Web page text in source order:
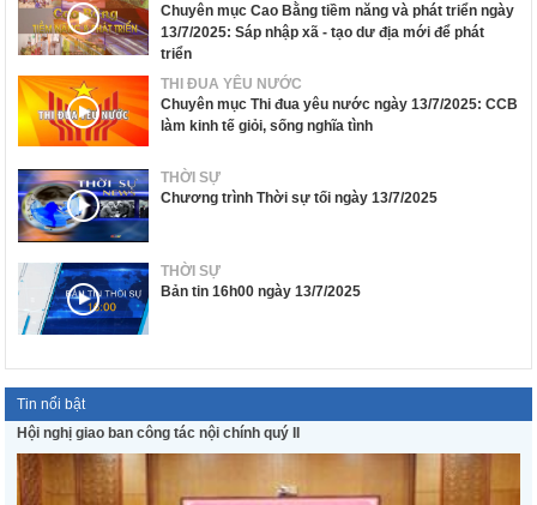
Chuyên mục Cao Bằng tiềm năng và phát triển ngày
13/7/2025: Sáp nhập xã - tạo dư địa mới để phát
triển
THI ĐUA YÊU NƯỚC
Chuyên mục Thi đua yêu nước ngày 13/7/2025: CCB
làm kinh tế giỏi, sống nghĩa tình
THỜI SỰ
Chương trình Thời sự tối ngày 13/7/2025
THỜI SỰ
Bản tin 16h00 ngày 13/7/2025
Tin nổi bật
Hội nghị giao ban công tác nội chính quý II